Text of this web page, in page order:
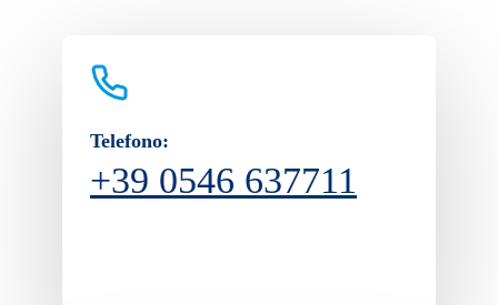
Telefono:
+39 0546 637711